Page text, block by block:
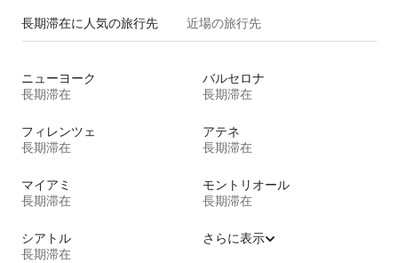
長期滞在に人気の旅行先 近場の旅行先
ニューヨーク
長期滞在
バルセロナ
長期滞在
フィレンツェ
長期滞在
アテネ
長期滞在
マイアミ
長期滞在
モントリオール
長期滞在
シアトル
長期滞在
さらに表示